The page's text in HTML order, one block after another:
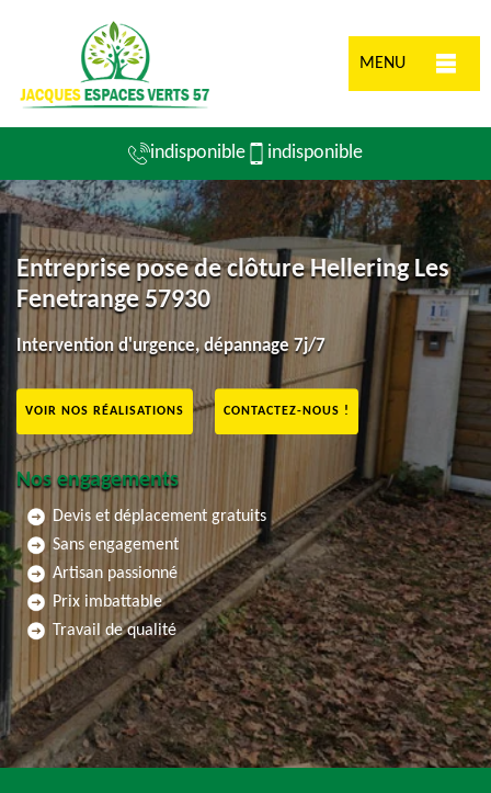
MENU
indisponible indisponible
Entreprise pose de clôture Hellering Les
Fenetrange 57930
Intervention d'urgence, dépannage 7j/7
VOIR NOS RÉALISATIONS CONTACTEZ-NOUS !
Nos engagements
Devis et déplacement gratuits
Sans engagement
Artisan passionné
Prix imbattable
Travail de qualité